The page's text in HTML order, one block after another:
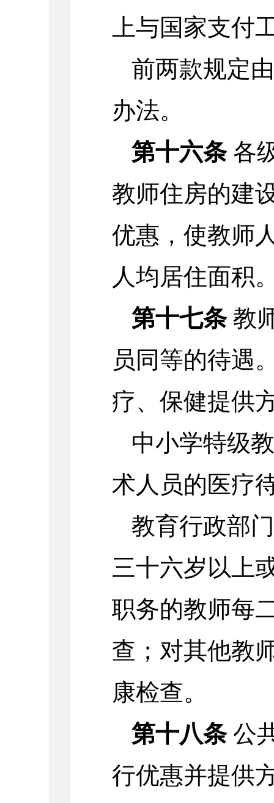
上与国家支付
前两款规定
办法。
第十六条各
教师住房的建
优惠，使教师
人均居住面积
第十七条教
员同等的待遇
疗、保健提供
中小学特级
术人员的医疗
教育行政部
三十六岁以上
职务的教师每
查；对其他教
康检查。
第十八条公
行优惠并提供